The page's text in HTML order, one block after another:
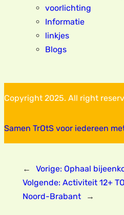
voorlichting
Informatie
linkjes
Blogs
Copyright 2025. All right
Samen TrOtS voor iedereen
← Vorige: Ophaal
Volgende: Activiteit 12+
Noord-Brabant
→